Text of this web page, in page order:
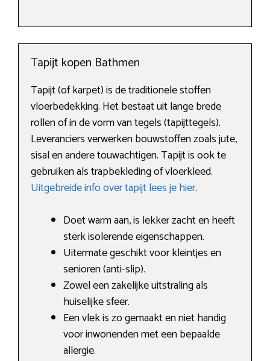
Tapijt kopen Bathmen
Tapijt (of karpet) is de traditionele stoffen
vloerbedekking. Het bestaat uit lange brede
rollen of in de vorm van tegels (tapijttegels).
Leveranciers verwerken bouwstoffen zoals jute,
sisal en andere touwachtigen. Tapijt is ook te
gebruiken als trapbekleding of vloerkleed.
Uitgebreide info over tapijt lees je hier.
Doet warm aan, is lekker zacht en heeft
sterk isolerende eigenschappen.
Uitermate geschikt voor kleintjes en
senioren (anti-slip).
Zowel een zakelijke uitstraling als
huiselijke sfeer.
Een vlek is zo gemaakt en niet handig
voor inwonenden met een bepaalde
allergie.